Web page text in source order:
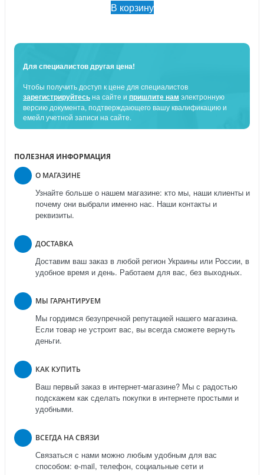
В корзину
Для специалистов другая цена!
Чтобы получить доступ к цене для специалистов
зарегистрируйтесьна сайте и пришлите нам электронную
версию документа, подтверждающего вашу квалификацию и
емейл учетной записи на сайте.
ПОЛЕЗНАЯ ИНФОРМАЦИЯ
О МАГАЗИНЕ
Узнайте больше о нашем магазине: кто мы, наши клиенты и
почему они выбрали именно нас. Наши контакты и
реквизиты.
ДОСТАВКА
Доставим ваш заказ в любой регион Украины или России, в
удобное время и день. Работаем для вас, без выходных.
МЫ ГАРАНТИРУЕМ
Мы гордимся безупречной репутацией нашего магазина.
Если товар не устроит вас, вы всегда сможете вернуть
деньги.
КАК КУПИТЬ
Ваш первый заказ в интернет-магазине? Мы с радостью
подскажем как сделать покупки в интернете простыми и
удобными.
ВСЕГДА НА СВЯЗИ
Связаться с нами можно любым удобным для вас
способом: e-mail, телефон, социальные сети и